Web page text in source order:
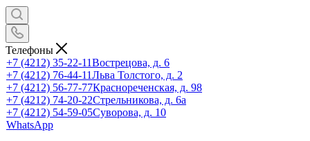
Телефоны
+7 (4212) 35-22-11Вострецова, д. 6
+7 (4212) 76-44-11Льва Толстого, д. 2
+7 (4212) 56-77-77Краснореченская, д. 98
+7 (4212) 74-20-22Стрельникова, д. 6а
+7 (4212) 54-59-05Суворова, д. 10
WhatsApp